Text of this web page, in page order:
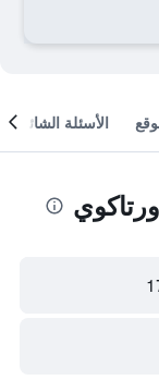
الأسئلة الشائعة